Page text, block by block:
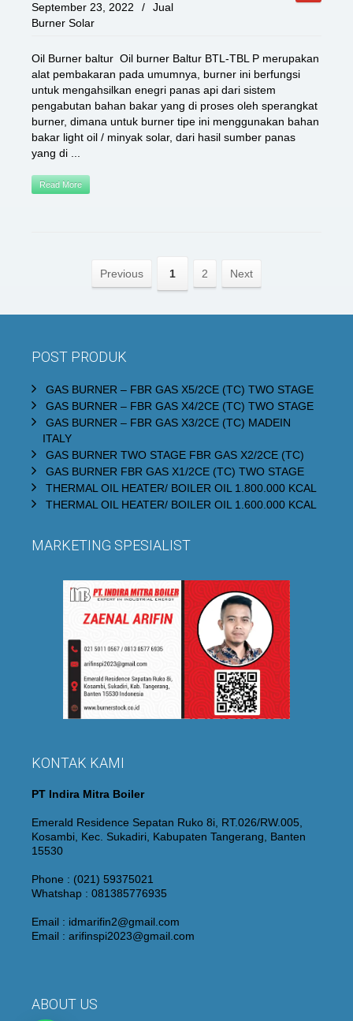
September 23, 2022
/
Jual
Burner Solar
Oil Burner baltur Oil burner Baltur BTL-TBL P merupakan
alat pembakaran pada umumnya, burner ini berfungsi
untuk mengahsilkan enegri panas api dari sistem
pengabutan bahan bakar yang di proses oleh sperangkat
burner, dimana untuk burner tipe ini menggunakan bahan
bakar light oil / minyak solar, dari hasil sumber panas
yang di ...
Read More
Previous 1 2 Next
POST PRODUK
GAS BURNER – FBR GAS X5/2CE (TC) TWO STAGE
GAS BURNER – FBR GAS X4/2CE (TC) TWO STAGE
GAS BURNER – FBR GAS X3/2CE (TC) MADEIN
ITALY
GAS BURNER TWO STAGE FBR GAS X2/2CE (TC)
GAS BURNER FBR GAS X1/2CE (TC) TWO STAGE
THERMAL OIL HEATER/ BOILER OIL 1.800.000 KCAL
THERMAL OIL HEATER/ BOILER OIL 1.600.000 KCAL
MARKETING SPESIALIST
KONTAK KAMI
PT Indira Mitra Boiler
Emerald Residence Sepatan Ruko 8i, RT.026/RW.005,
Kosambi, Kec. Sukadiri, Kabupaten Tangerang, Banten
15530
Phone : (021) 59375021
Whatshap : 081385776935
Email : idmarifin2@gmail.com
Email : arifinspi2023@gmail.com
ABOUT US